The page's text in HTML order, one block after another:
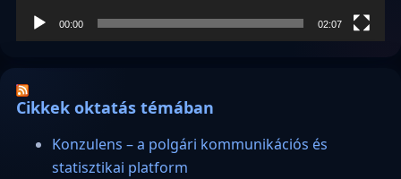
00:00 02:07
Cikkek oktatás témában
Konzulens – a polgári kommunikációs és
statisztikai platform